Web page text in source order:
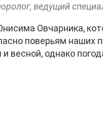
ведущий
Овчарника,
поверьям наших
весной, однако